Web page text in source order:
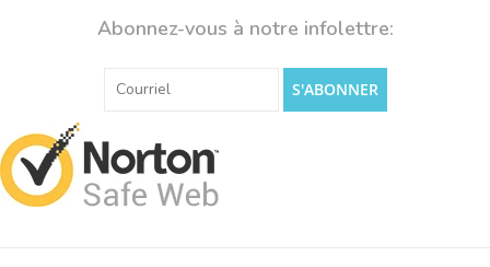
Abonnez-vous à notre infolettre:
S'ABONNER